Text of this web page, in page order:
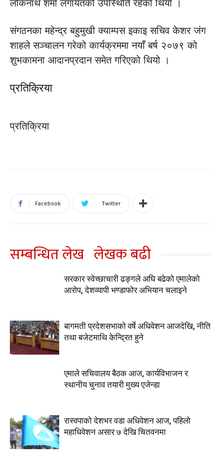
लोकनाथ शर्मा लगायतको उपस्थिति रहेको थियो ।
संगठनका महेन्द्र बहुमुखी क्याम्पस इकाइ सचिव केशर जंग
शाहले सञ्चालन गरेको कार्यक्रममा नयाँ बर्ष २०७९ को
शुभकामना आदानप्रदान समेत गरिएको थियो ।
प्रतिक्रिया
प्रतिक्रिया
Facebook Twitter
सम्बन्धित लेख लेखक बढी
सरकार स्वेच्छाचारी ढङ्गले अघि बढेको एमालेको
आरोप, देशव्यापी भण्डाफोर अभियान चलाइने
बागमती प्रदेशसभाको वर्षे अधिवेशन आजदेखि, नीति
तथा बजेटमाथि केन्द्रित हुने
एमाले सचिवालय बैठक आज, कार्यविभाजन र
स्थानीय चुनाव तयारी मुख्य एजेन्डा
रास्वपाको देशभर वडा अधिवेशन आज, पहिलो
महाधिवेशन असार ७ देखि चितवनमा